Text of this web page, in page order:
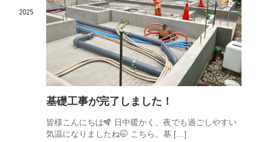
2025
基礎工事が完了しました！
皆様こんにちは🪇 日中暖かく、夜でも過ごしやすい
気温になりましたね🤭 こちら、基 […]